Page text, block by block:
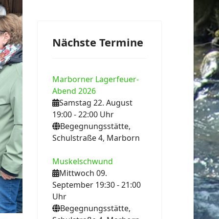
Nächste Termine
Marborner Lagerfeuer-
Abend 2026
Samstag 22. August
19:00- 22:00 Uhr
Begegnungsstätte,
Schulstraße 4, Marborn
Muskelschwund
Mittwoch 09.
September 19:30- 21:00
Uhr
Begegnungsstätte,